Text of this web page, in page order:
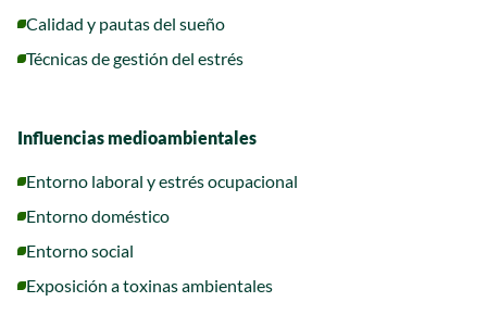
Calidad y pautas del sueño
Técnicas de gestión del estrés
Influencias medioambientales
Entorno laboral y estrés ocupacional
Entorno doméstico
Entorno social
Exposición a toxinas ambientales